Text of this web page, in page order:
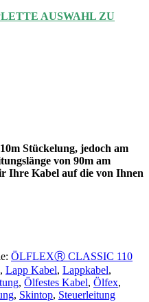
AUSWAHL ZU
Stückelung, jedoch am
von 90m am
Ihre Kabel auf die von Ihnen
ÖLFLEXⓇ CLASSIC 110
, Lapp Kabel, Lappkabel,
, Ölfestes Kabel, Ölfex,
, Skintop, Steuerleitung